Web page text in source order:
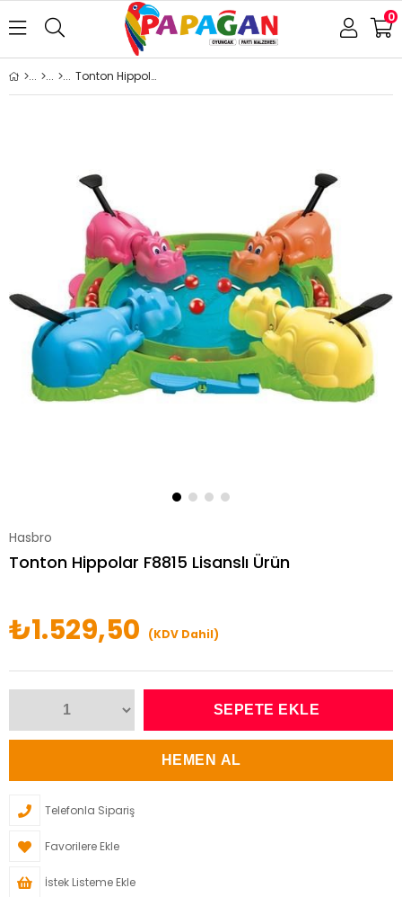
0
Tonton Hippolar F8815 Lisanslı Ürün
Hasbro
Tonton Hippolar F8815 Lisanslı Ürün
₺1.529,50 (KDV Dahil)
Telefonla Sipariş
Favorilere Ekle
İstek Listeme Ekle